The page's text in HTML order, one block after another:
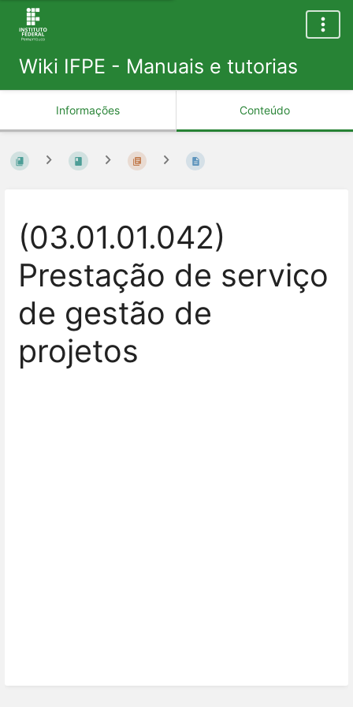
Wiki IFPE - Manuais e tutorias
Informações Conteúdo
(03.01.01.042)
Prestação de serviço
de gestão de
projetos